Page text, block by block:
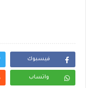
فيسبوك
واتساب